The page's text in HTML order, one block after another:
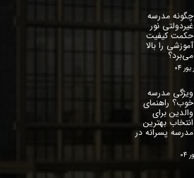
چگونه مدرسه
غیردولتی نور
حکمت کیفیت
آموزشی را بالا
می‌برد؟
ویژگی مدرسه
خوب؟ راهنمای
والدین برای
انتخاب بهترین
مدرسه پسرانه در